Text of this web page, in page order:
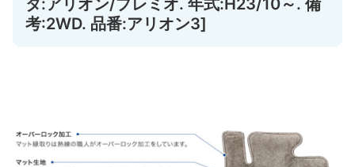
タ:アリオン/プレミオ. 年式:H23/10～. 備
考:2WD. 品番:アリオン3]